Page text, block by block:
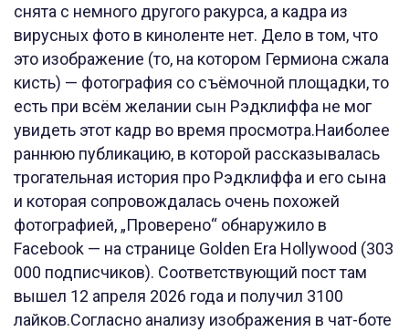
снята с немного другого ракурса, а кадра из
вирусных фото в киноленте нет. Дело в том, что
это изображение (то, на котором Гермиона сжала
кисть) — фотография со съёмочной площадки, то
есть при всём желании сын Рэдклиффа не мог
увидеть этот кадр во время просмотра.Наиболее
раннюю публикацию, в которой рассказывалась
трогательная история про Рэдклиффа и его сына
и которая сопровождалась очень похожей
фотографией, „Проверено“ обнаружило в
Facebook — на странице Golden Era Hollywood (303
000 подписчиков). Соответствующий пост там
вышел 12 апреля 2026 года и получил 3100
лайков.Согласно анализу изображения в чат-боте